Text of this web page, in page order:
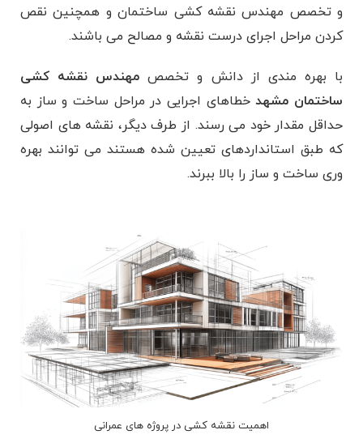
و تخصص مهندس نقشه کشی ساختمان و همچنین نقص
کردن مراحل اجرای درست نقشه و مصالح می باشند.
با بهره مندی از دانش و تخصص مهندس نقشه کشی
ساختمان مشهدخطاهای اجرایی در مراحل ساخت و ساز به
حداقل مقدار خود می رسند. از طرف دیگر، نقشه های اصولی
که طبق استانداردهای تعیین شده هستند می توانند بهره
وری ساخت و ساز را بالا ببرند.
اهمیت نقشه کشی در پروژه های عمرانی